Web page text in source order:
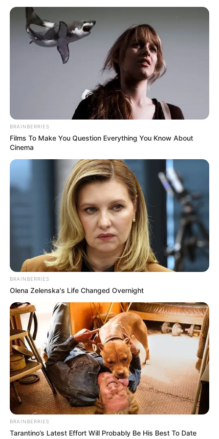
BRAINBERRIES
Films To Make You Question Everything You Know About
Cinema
BRAINBERRIES
Olena Zelenska's Life Changed Overnight
BRAINBERRIES
Tarantino’s Latest Effort Will Probably Be His Best To Date